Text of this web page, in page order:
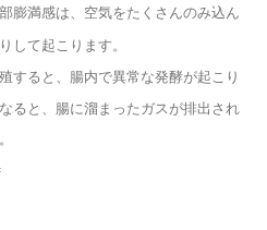
膨満感は、空気をたくさんのみ込ん
して起こります。
すると、腸内で異常な発酵が起こり
ると、腸に溜まったガスが排出され